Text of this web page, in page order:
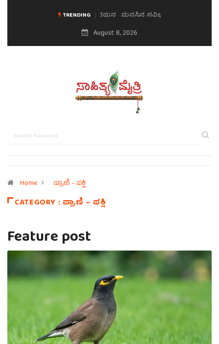
TRENDING ಮನಸಿನ ಸವಿಭಾವ
August 8, 2026
Home ಪ್ರಾಣಿ - ಪಕ್ಷಿ
CATEGORY : ಪ್ರಾಣಿ – ಪಕ್ಷಿ
Feature post